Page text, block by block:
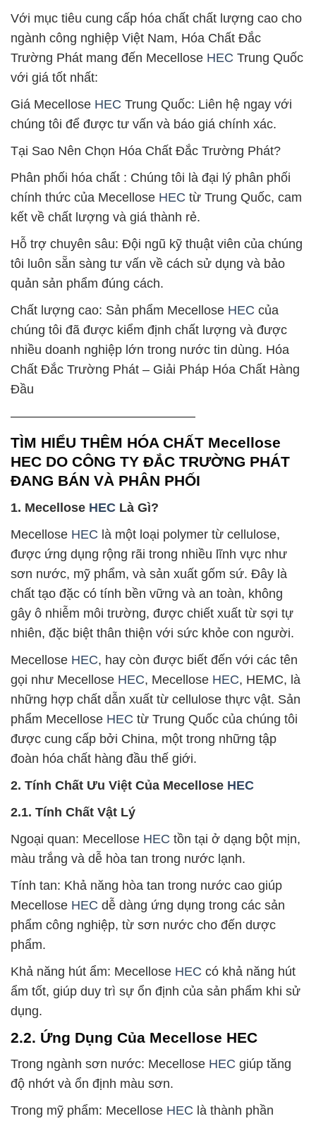
Với mục tiêu cung cấp hóa chất chất lượng cao cho
ngành công nghiệp Việt Nam, Hóa Chất Đắc
Trường Phát mang đến Mecellose HEC Trung Quốc
với giá tốt nhất:
Giá Mecellose HEC Trung Quốc: Liên hệ ngay với
chúng tôi để được tư vấn và báo giá chính xác.
Tại Sao Nên Chọn Hóa Chất Đắc Trường Phát?
Phân phối hóa chất : Chúng tôi là đại lý phân phối
chính thức của Mecellose HEC từ Trung Quốc, cam
kết về chất lượng và giá thành rẻ.
Hỗ trợ chuyên sâu: Đội ngũ kỹ thuật viên của chúng
tôi luôn sẵn sàng tư vấn về cách sử dụng và bảo
quản sản phẩm đúng cách.
Chất lượng cao: Sản phẩm Mecellose HEC của
chúng tôi đã được kiểm định chất lượng và được
nhiều doanh nghiệp lớn trong nước tin dùng. Hóa
Chất Đắc Trường Phát – Giải Pháp Hóa Chất Hàng
Đầu
——————————————–
TÌM HIỂU THÊM HÓA CHẤT Mecellose
HEC DO CÔNG TY ĐẮC TRƯỜNG PHÁT
ĐANG BÁN VÀ PHÂN PHỐI
1. Mecellose HEC Là Gì?
Mecellose HEC là một loại polymer từ cellulose,
được ứng dụng rộng rãi trong nhiều lĩnh vực như
sơn nước, mỹ phẩm, và sản xuất gốm sứ. Đây là
chất tạo đặc có tính bền vững và an toàn, không
gây ô nhiễm môi trường, được chiết xuất từ sợi tự
nhiên, đặc biệt thân thiện với sức khỏe con người.
Mecellose HEC, hay còn được biết đến với các tên
gọi như Mecellose HEC, Mecellose HEC, HEMC, là
những hợp chất dẫn xuất từ cellulose thực vật. Sản
phẩm Mecellose HEC từ Trung Quốc của chúng tôi
được cung cấp bởi China, một trong những tập
đoàn hóa chất hàng đầu thế giới.
2. Tính Chất Ưu Việt Của Mecellose HEC
2.1. Tính Chất Vật Lý
Ngoại quan: Mecellose HEC tồn tại ở dạng bột mịn,
màu trắng và dễ hòa tan trong nước lạnh.
Tính tan: Khả năng hòa tan trong nước cao giúp
Mecellose HEC dễ dàng ứng dụng trong các sản
phẩm công nghiệp, từ sơn nước cho đến dược
phẩm.
Khả năng hút ẩm: Mecellose HEC có khả năng hút
ẩm tốt, giúp duy trì sự ổn định của sản phẩm khi sử
dụng.
2.2. Ứng Dụng Của Mecellose HEC
Trong ngành sơn nước: Mecellose HEC giúp tăng
độ nhớt và ổn định màu sơn.
Trong mỹ phẩm: Mecellose HEC là thành phần